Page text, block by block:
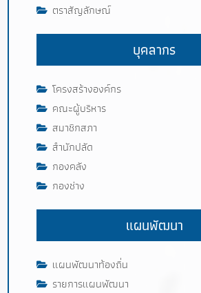
ตราสัญลักษณ์
บุคลากร
โครงสร้างองค์กร
คณะผู้บริหาร
สมาชิกสภา
สำนักปลัด
กองคลัง
กองช่าง
แผนพัฒนา
แผนพัฒนาท้องถิ่น
รายการแผนพัฒนา